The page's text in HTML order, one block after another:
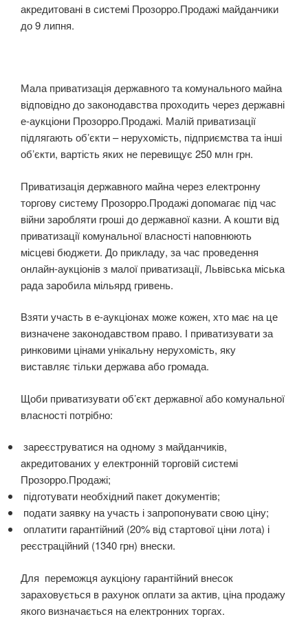
акредитовані в системі Прозорро.Продажі майданчики
до 9 липня.
Мала приватизація державного та комунального майна
відповідно до законодавства проходить через державні
е-аукціони Прозорро.Продажі. Малій приватизації
підлягають обʼєкти – нерухомість, підприємства та інші
обʼєкти, вартість яких не перевищує 250 млн грн.
Приватизація державного майна через електронну
торгову систему Прозорро.Продажі допомагає під час
війни заробляти гроші до державної казни. А кошти від
приватизації комунальної власності наповнюють
місцеві бюджети. До прикладу, за час проведення
онлайн-аукціонів з малої приватизації, Львівська міська
рада заробила мільярд гривень.
Взяти участь в е-аукціонах може кожен, хто має на це
визначене законодавством право. І приватизувати за
ринковими цінами унікальну нерухомість, яку
виставляє тільки держава або громада.
Щоби приватизувати об’єкт державної або комунальної
власності потрібно:
зареєструватися на одному з майданчиків,
акредитованих у електронній торговій системі
Прозорро.Продажі;
підготувати необхідний пакет документів;
подати заявку на участь і запропонувати свою ціну;
оплатити гарантійний (20% від стартової ціни лота) і
реєстраційний (1340 грн) внески.
Для переможця аукціону гарантійний внесок
зараховується в рахунок оплати за актив, ціна продажу
якого визначається на електронних торгах.